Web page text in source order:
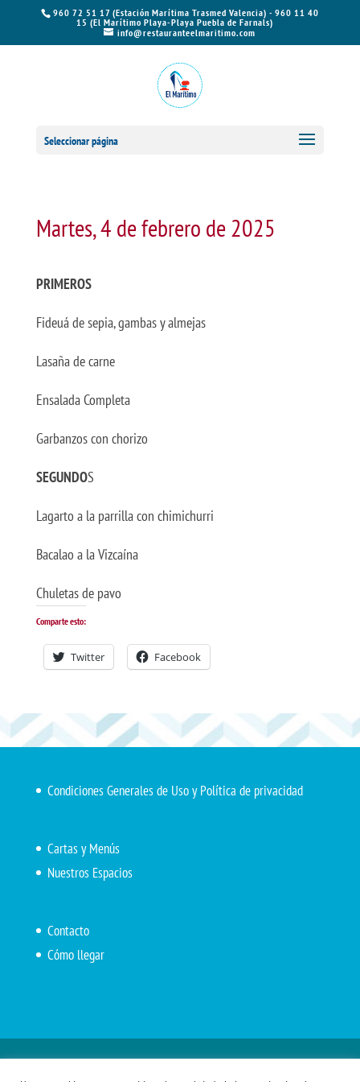
960 72 51 17 (Estación Marítima Trasmed Valencia) - 960 11 40
15 (El Marítimo Playa-Playa Puebla de Farnals)
info@restauranteelmaritimo.com
Seleccionar página
Martes, 4 de febrero de 2025
PRIMEROS
Fideuá de sepia, gambas y almejas
Lasaña de carne
Ensalada Completa
Garbanzos con chorizo
SEGUNDOS
Lagarto a la parrilla con chimichurri
Bacalao a la Vizcaína
Chuletas de pavo
Comparte esto:
Twitter Facebook
Condiciones Generales de Uso y Política de privacidad
Cartas y Menús
Nuestros Espacios
Contacto
Cómo llegar